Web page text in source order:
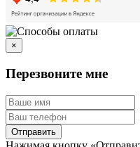
×
Перезвоните мне
Отправить